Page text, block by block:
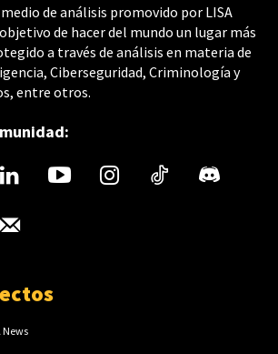
de análisis promovido por LISA
de hacer del mundo un lugar más
a través de análisis en materia de
Ciberseguridad, Criminología y
entre otros.
News